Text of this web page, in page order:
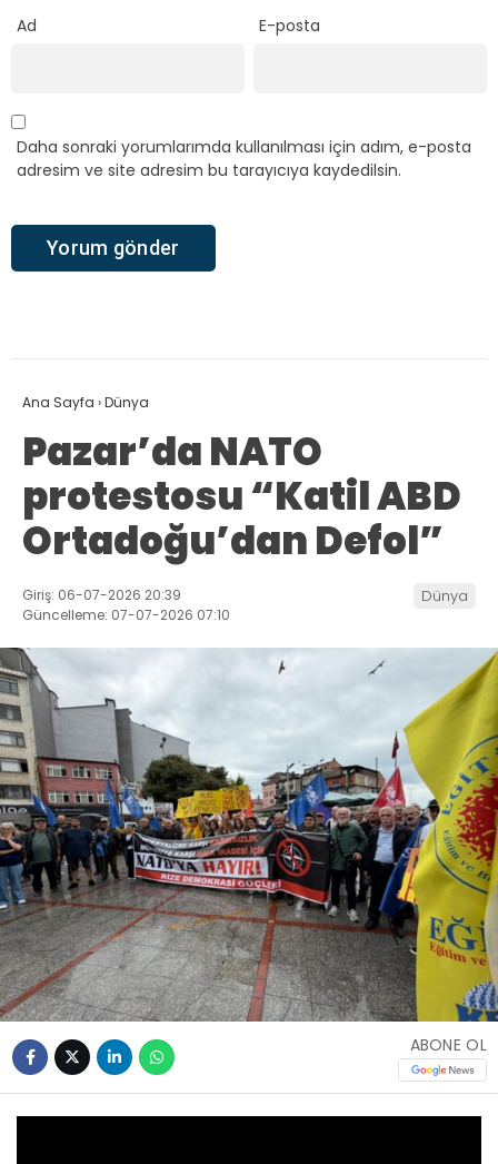
Ad E-posta
Daha sonraki yorumlarımda kullanılması için adım, e-posta
adresim ve site adresim bu tarayıcıya kaydedilsin.
Ana Sayfa ›Dünya
Pazar’da NATO
protestosu “Katil ABD
Ortadoğu’dan Defol”
Giriş: 06-07-2026 20:39
Güncelleme: 07-07-2026 07:10
Dünya
ABONE OL